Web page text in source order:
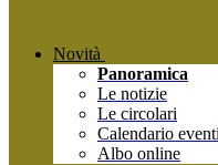
Novità
Panoramica
Le notizie
Le circolari
Calendario eventi
Albo online